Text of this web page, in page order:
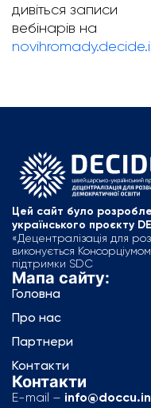
дивіться записи
вебінарів на
Цей сайт було
українського проєкту
«Децентралізація для
виконується
підтримки SDC
Мапа сайту:
Головна
Про нас
Партнери
Контакти
Контакти
E-mail –